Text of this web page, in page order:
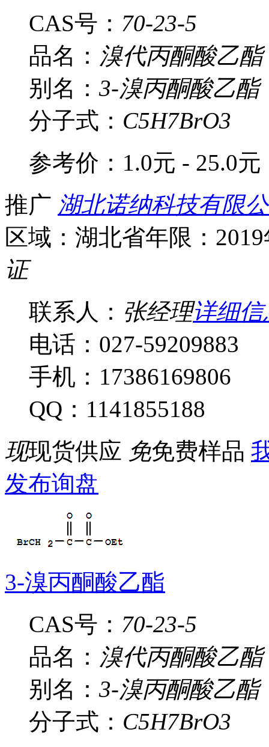
CAS号： 70-23-5
品名： 溴代丙酮酸乙酯
别名： 3-溴丙酮酸乙酯
分子式： C5H7BrO3
参考价： 1.0元 - 25.0元
推广 湖北诺纳科技有限
区域：湖北省年限：
证
联系人： 张经理详细信
电话：027-59209883
手机：17386169806
QQ：1141855188
现现货供应 免免费样品
发布询盘
3-溴丙酮酸乙酯
CAS号： 70-23-5
品名： 溴代丙酮酸乙酯
别名： 3-溴丙酮酸乙酯
分子式： C5H7BrO3